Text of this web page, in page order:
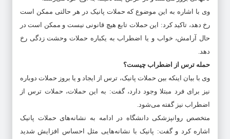
وی با اشاره به این موضوع که حملات پانیک در هر حالتی ممکن است
رخ دهد، تاکید کرد: این حملات تابع هیچ قانونی نیست و ممکن است در
حال آرامش، خواب و یا اضطراب به یکباره حملات وحشت زدگی رخ
دهد.
حمله ترس از اضطراب چیست؟
وی با بیان اینکه بین حملات پانیک، ترس از ایجاد و یا بروز حملات دوباره
نیز برای فرد مبتلا وجود دارد، گفت: به این حملات، حملات ترس از
اضطراب نیز گفته می‌شود.
متخصص روانپزشکی دانشگاه در ادامه به نشانه‌های حملات پانیک
اشاره کرد و گفت: پانیک با نشانه‌هایی مثل احساس افزایش شدید